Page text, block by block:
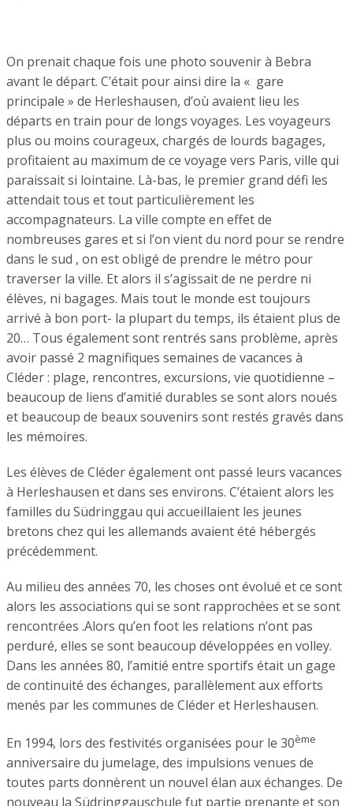
On prenait chaque fois une photo souvenir à Bebra
avant le départ. C’était pour ainsi dire la « gare
principale » de Herleshausen, d’où avaient lieu les
départs en train pour de longs voyages. Les voyageurs
plus ou moins courageux, chargés de lourds bagages,
profitaient au maximum de ce voyage vers Paris, ville qui
paraissait si lointaine. Là-bas, le premier grand défi les
attendait tous et tout particulièrement les
accompagnateurs. La ville compte en effet de
nombreuses gares et si l’on vient du nord pour se rendre
dans le sud , on est obligé de prendre le métro pour
traverser la ville. Et alors il s’agissait de ne perdre ni
élèves, ni bagages. Mais tout le monde est toujours
arrivé à bon port- la plupart du temps, ils étaient plus de
20… Tous également sont rentrés sans problème, après
avoir passé 2 magnifiques semaines de vacances à
Cléder : plage, rencontres, excursions, vie quotidienne –
beaucoup de liens d’amitié durables se sont alors noués
et beaucoup de beaux souvenirs sont restés gravés dans
les mémoires.
Les élèves de Cléder également ont passé leurs vacances
à Herleshausen et dans ses environs. C’étaient alors les
familles du Südringgau qui accueillaient les jeunes
bretons chez qui les allemands avaient été hébergés
précédemment.
Au milieu des années 70, les choses ont évolué et ce sont
alors les associations qui se sont rapprochées et se sont
rencontrées .Alors qu’en foot les relations n’ont pas
perduré, elles se sont beaucoup développées en volley.
Dans les années 80, l’amitié entre sportifs était un gage
de continuité des échanges, parallèlement aux efforts
menés par les communes de Cléder et Herleshausen.
En 1994, lors des festivités organisées pour le 30ème
anniversaire du jumelage, des impulsions venues de
toutes parts donnèrent un nouvel élan aux échanges. De
nouveau la Südringgauschule fut partie prenante et son